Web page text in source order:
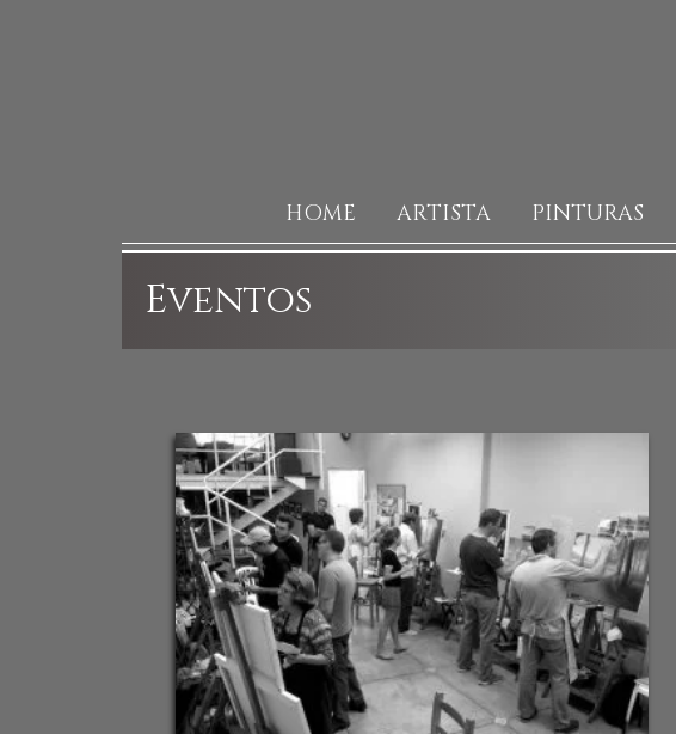
HOME ARTISTA PINTURAS
Eventos